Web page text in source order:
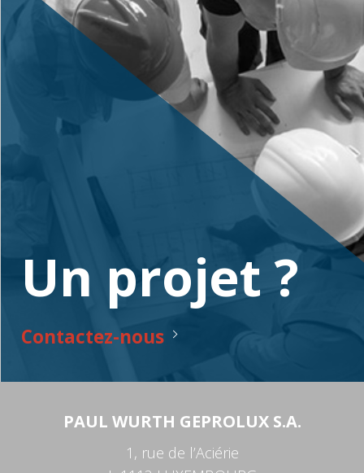
Un projet ?
Contactez-nous
PAUL WURTH GEPROLUX S.A.
1, rue de l’Aciérie